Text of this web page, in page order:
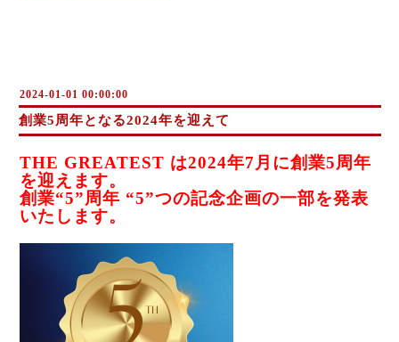
2024-01-01 00:00:00
創業5周年となる2024年を迎えて
THE GREATEST は2024年7月に創業5周年
を迎えます。
創業“5”周年 “5”つの記念企画の一部を発表
いたします。